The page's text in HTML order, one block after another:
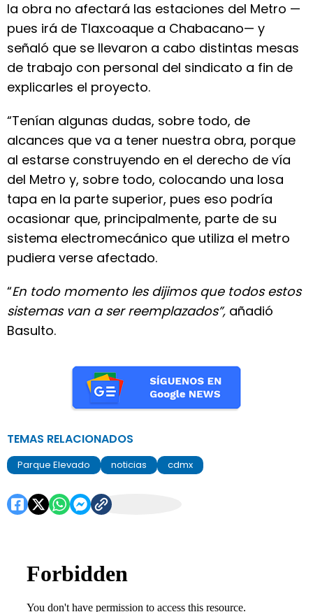
la obra no afectará las estaciones del Metro —
pues irá de Tlaxcoaque a Chabacano— y
señaló que se llevaron a cabo distintas mesas
de trabajo con personal del sindicato a fin de
explicarles el proyecto.
“Tenían algunas dudas, sobre todo, de
alcances que va a tener nuestra obra, porque
al estarse construyendo en el derecho de vía
del Metro y, sobre todo, colocando una losa
tapa en la parte superior, pues eso podría
ocasionar que, principalmente, parte de su
sistema electromecánico que utiliza el metro
pudiera verse afectado.
“En todo momento les dijimos que todos estos
sistemas van a ser reemplazados”, añadió
Basulto.
TEMAS RELACIONADOS
Parque Elevado noticias cdmx